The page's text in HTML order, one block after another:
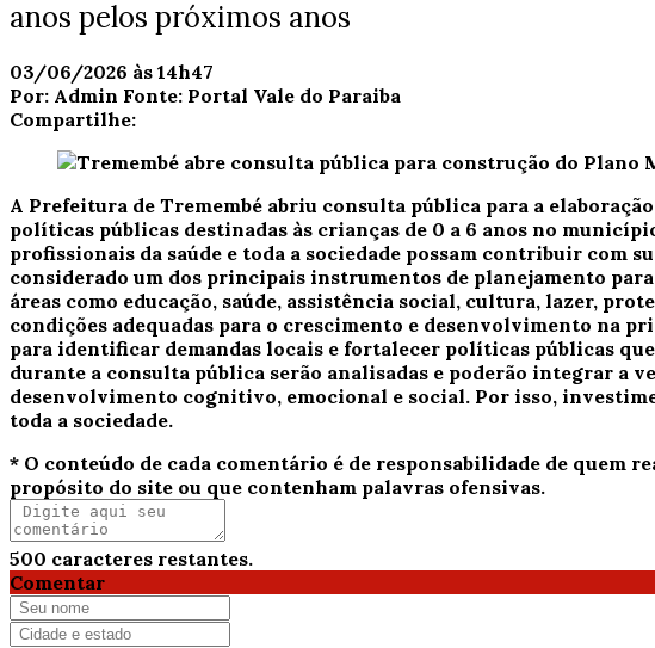
anos pelos próximos anos
03/06/2026 às 14h47
Por: Admin Fonte: Portal Vale do Paraiba
Compartilhe:
A Prefeitura de Tremembé abriu consulta pública para a
políticas públicas destinadas às crianças de 0 a 6 anos no
profissionais da saúde e toda a sociedade possam contribuir com
considerado um dos principais instrumentos de planejamento
áreas como educação, saúde, assistência social, cultura, lazer,
condições adequadas para o crescimento e desenvolvimento na
para identificar demandas locais e fortalecer políticas públicas
durante a consulta pública serão analisadas e poderão integrar a
desenvolvimento cognitivo, emocional e social. Por isso,
toda a sociedade.
* O conteúdo de cada comentário é de responsabilidade de
propósito do site ou que contenham palavras ofensivas.
500 caracteres restantes.
Comentar